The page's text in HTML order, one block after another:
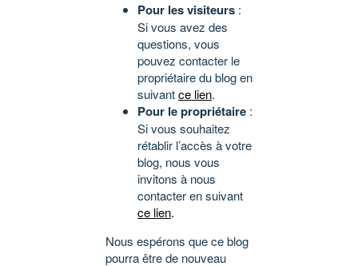
Pour les visiteurs :
Si vous avez des
questions, vous
pouvez contacter le
propriétaire du blog en
suivantce lien.
Pour le propriétaire :
Si vous souhaitez
rétablir l’accès à votre
blog, nous vous
invitons à nous
contacter en suivant
ce lien.
Nous espérons que ce blog
pourra être de nouveau